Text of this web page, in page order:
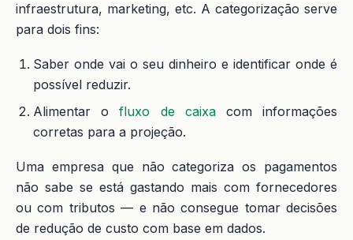
infraestrutura, marketing, etc. A categorização serve
para dois fins:
Saber onde vai o seu dinheiro e identificar onde é
possível reduzir.
Alimentar ofluxo de caixacom informações
corretas para a projeção.
Uma empresa que não categoriza os pagamentos
não sabe se está gastando mais com fornecedores
ou com tributos — e não consegue tomar decisões
de redução de custo com base em dados.